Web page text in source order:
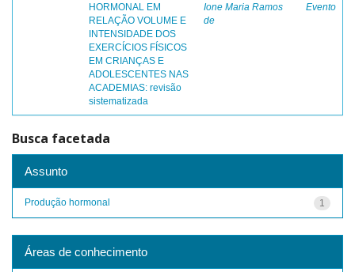
HORMONAL EM
RELAÇÃO VOLUME E
INTENSIDADE DOS
EXERCÍCIOS FÍSICOS
EM CRIANÇAS E
ADOLESCENTES NAS
ACADEMIAS: revisão
sistematizada
Ione Maria Ramos
de
Evento
Busca facetada
Assunto
1
Produção hormonal
Áreas de conhecimento